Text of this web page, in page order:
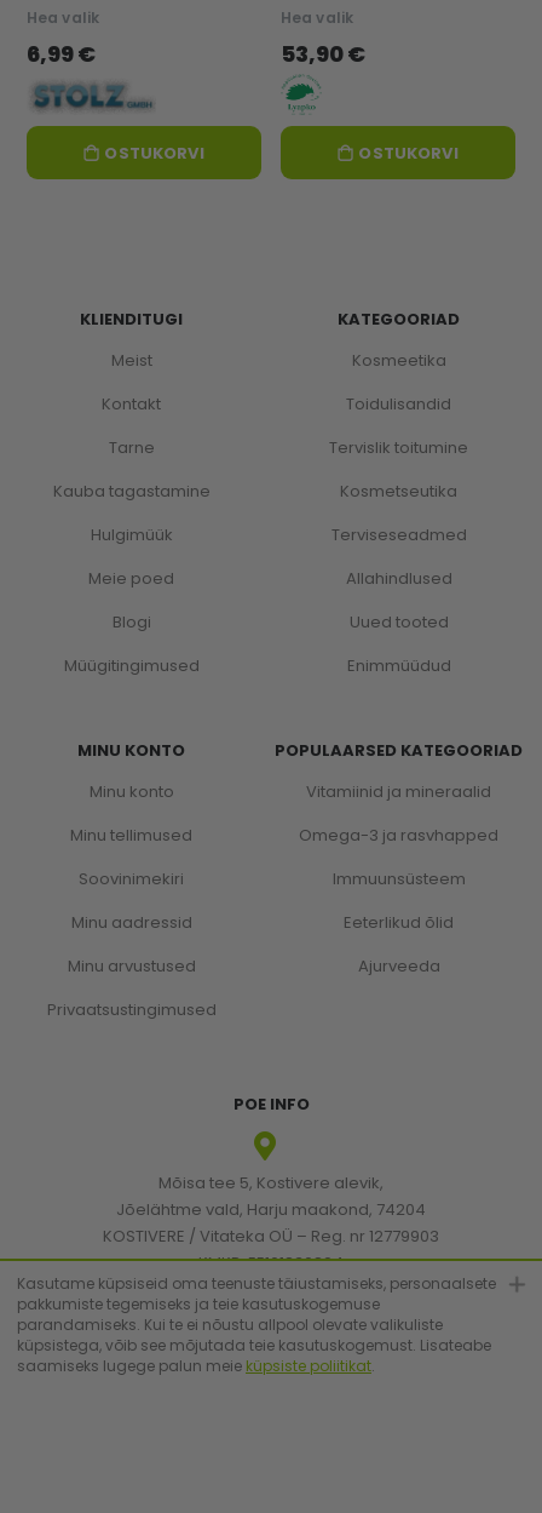
Hea valik
6,99 €
OSTUKORVI
Hea valik
53,90 €
OSTUKORVI
KLIENDITUGI
Meist
Kontakt
Tarne
Kauba tagastamine
Hulgimüük
Meie poed
Blogi
Müügitingimused
MINU KONTO
Minu konto
Minu tellimused
Soovinimekiri
Minu aadressid
Minu arvustused
Privaatsustingimused
KATEGOORIAD
Kosmeetika
Toidulisandid
Tervislik toitumine
Kosmetseutika
Terviseseadmed
Allahindlused
Uued tooted
Enimmüüdud
POPULAARSED KATEGOORIAD
Vitamiinid ja mineraalid
Omega-3 ja rasvhapped
Immuunsüsteem
Eeterlikud õlid
Ajurveeda
POE INFO
Mõisa tee 5, Kostivere alevik,
Jõelähtme vald, Harju maakond, 74204
KOSTIVERE / Vitateka OÜ – Reg. nr 12779903
KMKR: EE101830894
[email protected]
Kasutame küpsiseid oma teenuste täiustamiseks, personaalsete
pakkumiste tegemiseks ja teie kasutuskogemuse
parandamiseks. Kui te ei nõustu allpool olevate valikuliste
küpsistega, võib see mõjutada teie kasutuskogemust. Lisateabe
saamiseks lugege palun meie küpsiste poliitikat.